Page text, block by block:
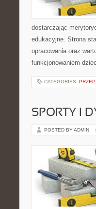
dostarczając
edukacyjne. Strona
opracowania oraz
funkcjonowaniem
CATEGORIES:
SPORTY I
POSTED BY ADMIN